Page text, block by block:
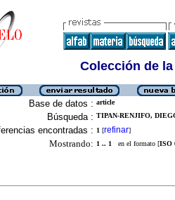
Colección de
Base de datos : article
Búsqueda : TIPAN-RENJIFO,
encontradas : 1 [refinar]
Mostrando: 1 .. 1 en el formato [ISO